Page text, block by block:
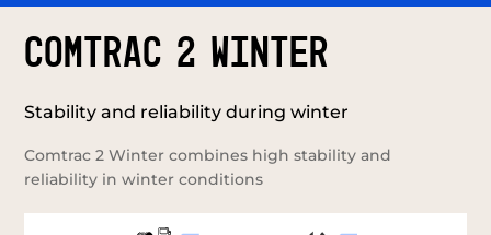
COMTRAC 2 WINTER
Stability and reliability during winter
Comtrac 2 Winter combines high stability and
reliability in winter conditions